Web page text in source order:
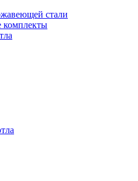
стали
комплекты